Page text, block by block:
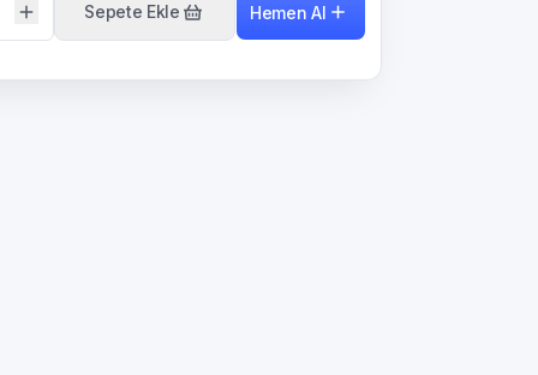
Sepete Ekle Hemen Al